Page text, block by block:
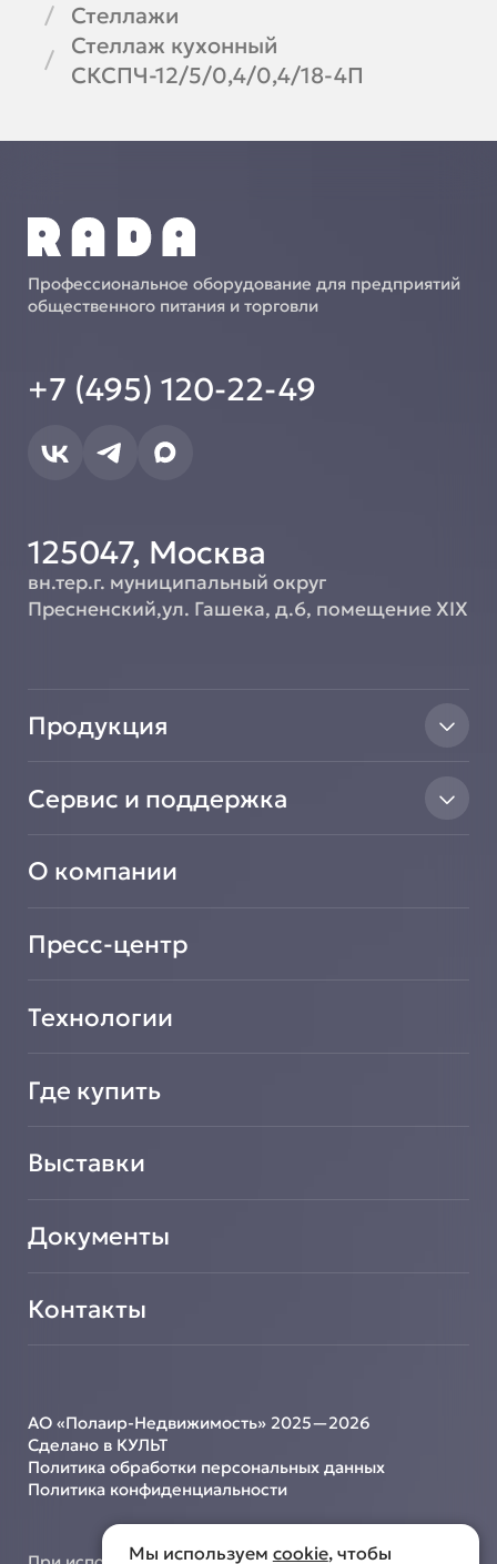
Стеллажи
Стеллаж кухонный
СКСПЧ-12/5/0,4/0,4/18-4П
Профессиональное оборудование для предприятий
общественного питания и торговли
+7 (495) 120-22-49
125047, Москва
вн.тер.г. муниципальный округ
Пресненский,ул. Гашека, д.6, помещение XIX
АО «Полаир-Недвижимость» 2025—2026
Сделано в КУЛЬТ
Политика обработки персональных данных
Политика конфиденциальности
Продукция
Линии раздачи
Вентиляционное оборудование
Транспортировочные решения
Сервис и поддержка
Сообщить о неисправности оборудования
Подать заявку на сотрудничество
О компании
Пресс-центр
Технологии
Где купить
Выставки
Документы
Контакты
Мы используем cookie, чтобы